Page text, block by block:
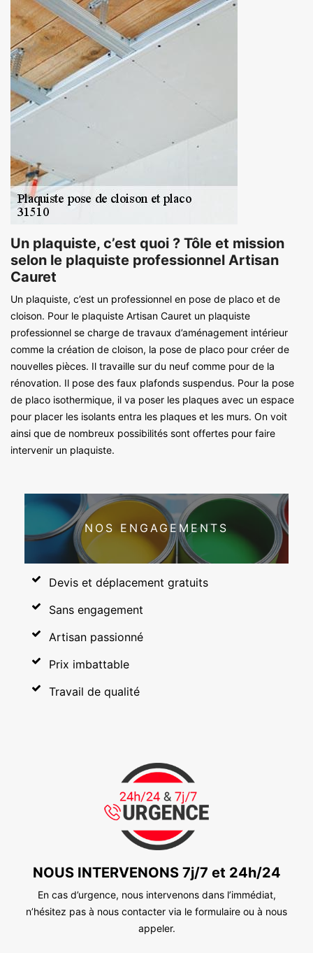
Un plaquiste, c’est quoi ? Tôle et mission
selon le plaquiste professionnel Artisan
Cauret
Un plaquiste, c’est un professionnel en pose de placo et de
cloison. Pour le plaquiste Artisan Cauret un plaquiste
professionnel se charge de travaux d’aménagement intérieur
comme la création de cloison, la pose de placo pour créer de
nouvelles pièces. Il travaille sur du neuf comme pour de la
rénovation. Il pose des faux plafonds suspendus. Pour la pose
de placo isothermique, il va poser les plaques avec un espace
pour placer les isolants entra les plaques et les murs. On voit
ainsi que de nombreux possibilités sont offertes pour faire
intervenir un plaquiste.
NOS ENGAGEMENTS
Devis et déplacement gratuits
Sans engagement
Artisan passionné
Prix imbattable
Travail de qualité
NOUS INTERVENONS 7j/7 et 24h/24
En cas d’urgence, nous intervenons dans l’immédiat,
n’hésitez pas à nous contacter via le formulaire ou à nous
appeler.